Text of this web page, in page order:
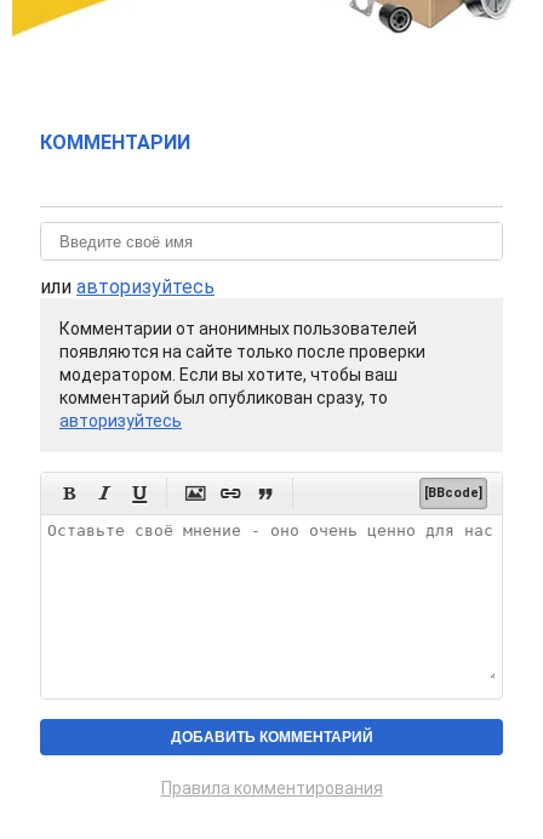
КОММЕНТАРИИ
или авторизуйтесь
Комментарии от анонимных пользователей
появляются на сайте только после проверки
модератором. Если вы хотите, чтобы ваш
комментарий был опубликован сразу, то
авторизуйтесь
      [BBcode]
Правила комментирования